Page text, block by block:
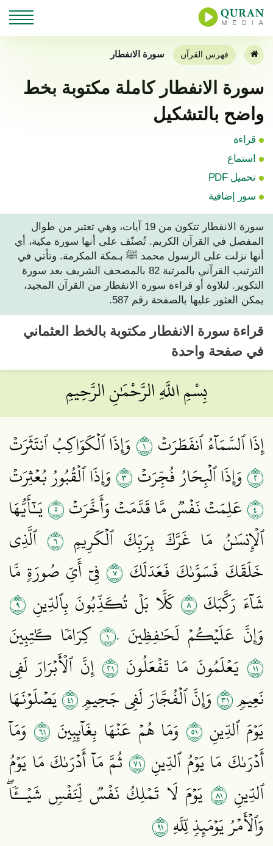
فهرس القرآن سورة الانفطار
سورة الانفطار كاملة مكتوبة بخط
واضح بالتشكيل
قراءة
استماع
تحميل PDF
سور إضافية
سورة الانفطار تتكون من 19 آيات، وهي تعتبر من طوال
المفصل في القرآن الكريم. تُصنّف على أنها سورة مكية، أي
أنها نزلت على الرسول محمد ﷺ بـمكة المكرمة. وتأتي في
الترتيب القرآني بالمرتبة 82 بالمصحف الشريف بعد سورة
التكوير. لتلاوة أو قراءة سورة الانفطار من القرآن المجيد،
يمكن العثور عليها بالصفحة رقم 587.
قراءة سورة الانفطار مكتوبة بالخط العثماني
في صفحة واحدة
بِسْمِ اللَّهِ الرَّحْمَٰنِ الرَّحِيمِ
إِذَا ٱلسَّمَآءُ ٱنفَطَرَتۡ١ وَإِذَا ٱلۡكَوَاكِبُ ٱنتَثَرَتۡ
٢وَإِذَا ٱلۡبِحَارُ فُجِّرَتۡ٣وَإِذَا ٱلۡقُبُورُ بُعۡثِرَتۡ
٤عَلِمَتۡ نَفۡسٞ مَّا قَدَّمَتۡ وَأَخَّرَتۡ٥يَـٰٓأَيُّهَا
ٱلۡإِنسَٰنُ مَا غَرَّكَ بِرَبِّكَ ٱلۡكَرِيمِ ٦ ٱلَّذِي
خَلَقَكَ فَسَوَّىٰكَ فَعَدَلَكَ ٧ فِيٓ أَيِّ صُورَةٖ مَّا
شَآءَ رَكَّبَكَ ٨ كَلَّا بَلۡ تُكَذِّبُونَ بِٱلدِّينِ ٩
وَإِنَّ عَلَيۡكُمۡ لَحَٰفِظِينَ ١٠ كِرَامٗا كَٰتِبِينَ
١١ يَعۡلَمُونَ مَا تَفۡعَلُونَ ١٢ إِنَّ ٱلۡأَبۡرَارَ لَفِي
نَعِيمٖ١٣وَإِنَّ ٱلۡفُجَّارَ لَفِي جَحِيمٖ١٤يَصۡلَوۡنَهَا
يَوۡمَ ٱلدِّينِ ١٥ وَمَا هُمۡ عَنۡهَا بِغَآئِبِينَ ١٦ وَمَآ
أَدۡرَىٰكَ مَا يَوۡمُ ٱلدِّينِ ١٧ ثُمَّ مَآ أَدۡرَىٰكَ مَا يَوۡمُ
ٱلدِّينِ ١٨ يَوۡمَ لَا تَمۡلِكُ نَفۡسٞ لِّنَفۡسٖ شَيۡــٔٗاۖ
وَٱلۡأَمۡرُ يَوۡمَئِذٖ لِّلَّهِ١٩